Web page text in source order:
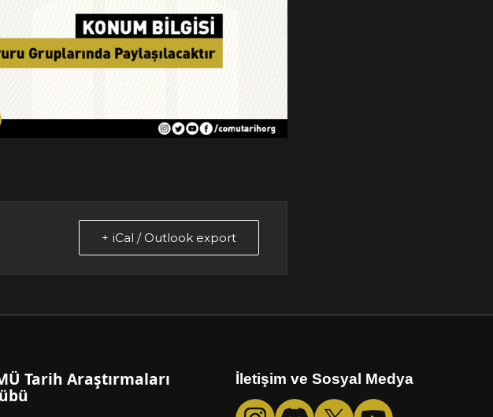
+ iCal / Outlook export
Tarih Araştırmaları İletişim ve Sosyal Medya